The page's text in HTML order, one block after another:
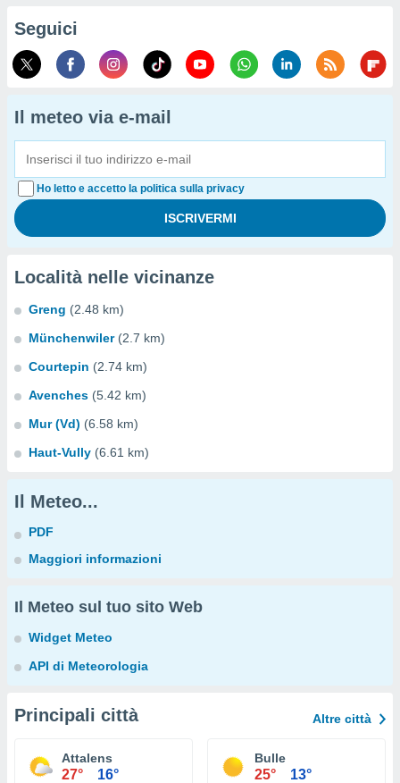
Seguici
Il meteo via e-mail
Ho letto e accetto la politica sulla privacy
Località nelle vicinanze
Greng (2.48 km)
Münchenwiler (2.7 km)
Courtepin (2.74 km)
Avenches (5.42 km)
Mur (Vd) (6.58 km)
Haut-Vully (6.61 km)
Il Meteo...
PDF
Maggiori informazioni
Il Meteo sul tuo sito Web
Widget Meteo
API di Meteorologia
Principali città Altre città
Attalens
27° 16°
Bulle
25° 13°